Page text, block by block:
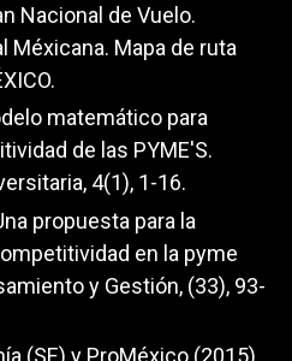
Nacional de Vuelo.
Méxicana. Mapa de ruta
matemático para
de las PYME'S.
4(1), 1-16.
propuesta para la
en la pyme
y Gestión, (33), 93-